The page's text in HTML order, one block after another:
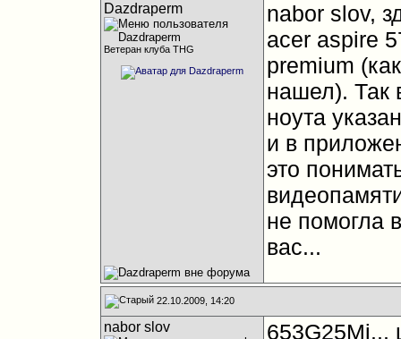
Dazdraperm
Ветеран клуба THG
nabor slov,
acer aspire
premium
нашел). Так
ноута
и в
это
не помогла
вас...
22.10.2009, 14:20
nabor slov 653G25Mi...